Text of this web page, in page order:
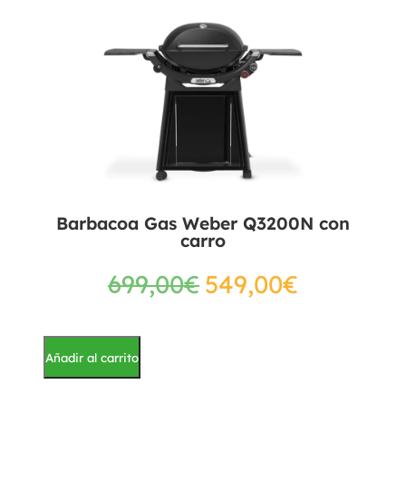
Barbacoa Gas Weber Q3200N con
carro
699,00€ 549,00€
Añadir al carrito